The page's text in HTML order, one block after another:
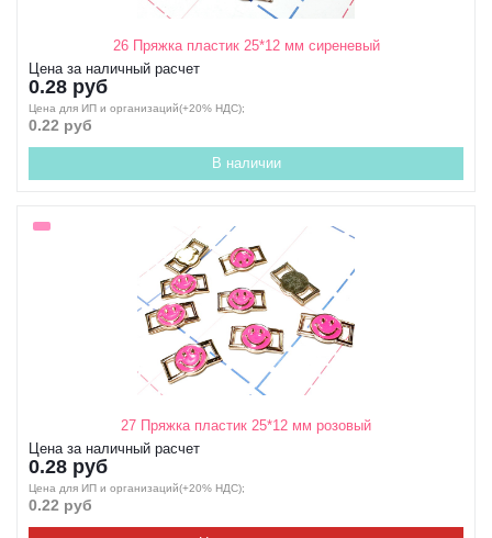
26 Пряжка пластик 25*12 мм сиреневый
Цена за наличный расчет
0.28 руб
Цена для ИП и организаций(+20% НДС);
0.22 руб
В наличии
27 Пряжка пластик 25*12 мм розовый
Цена за наличный расчет
0.28 руб
Цена для ИП и организаций(+20% НДС);
0.22 руб